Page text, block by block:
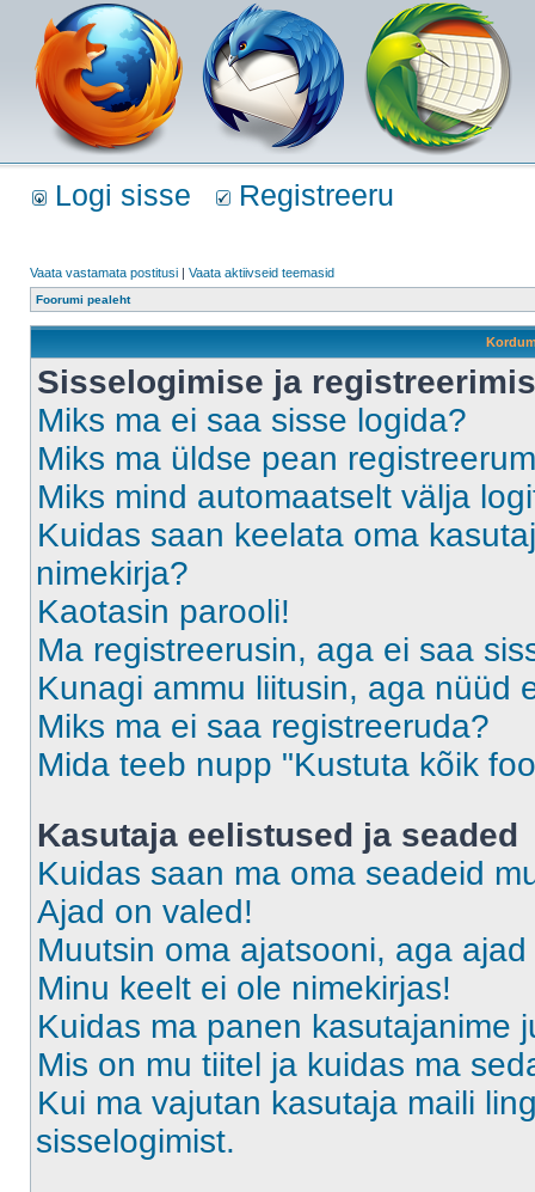
Logi sisse Registreeru
Vaata vastamata postitusi | Vaata aktiivseid teemasid
Foorumi pealeht
Sisselogimise ja
Miks ma ei saa sisse logida?
Miks ma üldse pean
Miks mind automaatselt välja
Kuidas saan keelata oma
nimekirja?
Kaotasin parooli!
Ma registreerusin, aga ei saa
Kunagi ammu liitusin, aga nüüd
Miks ma ei saa registreeruda?
Mida teeb nupp "Kustuta kõik
Kasutaja eelistused ja seaded
Kuidas saan ma oma seadeid
Ajad on valed!
Muutsin oma ajatsooni, aga
Minu keelt ei ole nimekirjas!
Kuidas ma panen kasutajanime
Mis on mu tiitel ja kuidas ma
Kui ma vajutan kasutaja maili
sisselogimist.